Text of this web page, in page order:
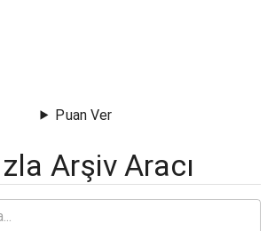
Puan Ver
Arşiv Aracı